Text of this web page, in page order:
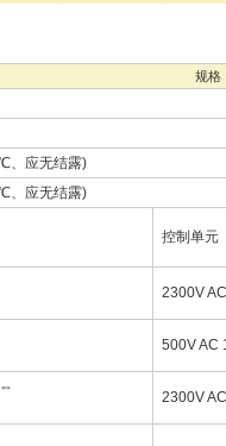
规格
、应无结露)
、应无结露)
控制单元
2300V
500V AC
⇔
2300V